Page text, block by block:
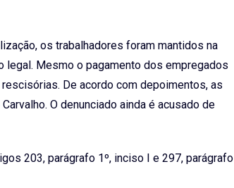
os trabalhadores foram mantidos na
legal. Mesmo o pagamento dos empregados
De acordo com depoimentos, as
O denunciado ainda é acusado de
203, parágrafo 1º, inciso I e 297, parágrafo